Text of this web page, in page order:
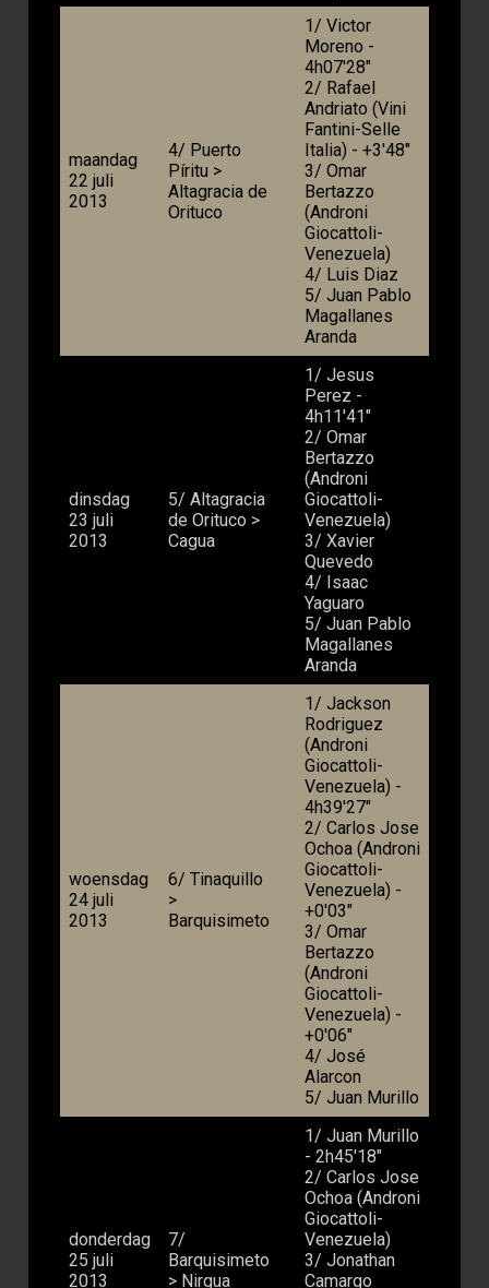
maandag
22 juli
2013
4/ Puerto
Píritu >
Altagracia de
Orituco
1/ Victor
Moreno -
4h07'28"
2/ Rafael
Andriato (Vini
Fantini-Selle
Italia) - +3'48"
3/ Omar
Bertazzo
(Androni
Giocattoli-
Venezuela)
4/ Luis Diaz
5/ Juan Pablo
Magallanes
Aranda
dinsdag
23 juli
2013
5/ Altagracia
de Orituco >
Cagua
1/ Jesus
Perez -
4h11'41"
2/ Omar
Bertazzo
(Androni
Giocattoli-
Venezuela)
3/ Xavier
Quevedo
4/ Isaac
Yaguaro
5/ Juan Pablo
Magallanes
Aranda
woensdag
24 juli
2013
6/ Tinaquillo
>
Barquisimeto
1/ Jackson
Rodriguez
(Androni
Giocattoli-
Venezuela) -
4h39'27"
2/ Carlos Jose
Ochoa (Androni
Giocattoli-
Venezuela) -
+0'03"
3/ Omar
Bertazzo
(Androni
Giocattoli-
Venezuela) -
+0'06"
4/ José
Alarcon
5/ Juan Murillo
donderdag
25 juli
2013
7/
Barquisimeto
> Nirgua
1/ Juan Murillo
- 2h45'18"
2/ Carlos Jose
Ochoa (Androni
Giocattoli-
Venezuela)
3/ Jonathan
Camargo